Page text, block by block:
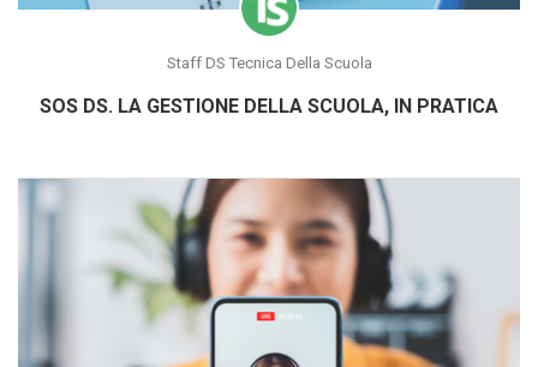
Staff DS Tecnica Della Scuola
SOS DS. LA GESTIONE DELLA SCUOLA, IN PRATICA